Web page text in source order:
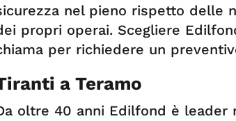
nel pieno rispetto delle
propri operai. Scegliere
per richiedere un
a Teramo
oltre 40 anni Edilfond è leader